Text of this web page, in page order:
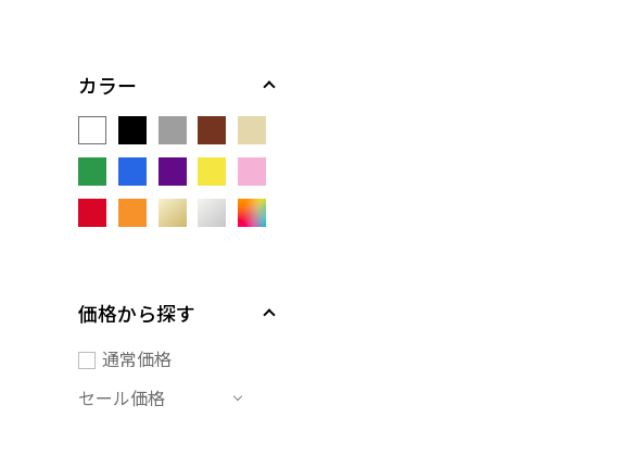
カラー
価格から探す
通常価格
セール価格